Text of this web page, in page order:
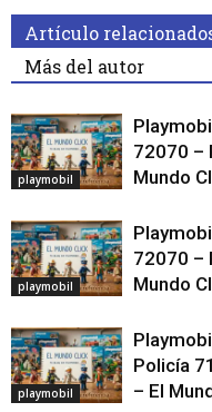
Artículo
Más del autor
playmobil
72070 –
Mundo
playmobil
72070 –
Mundo
playmobil
Policía
– El